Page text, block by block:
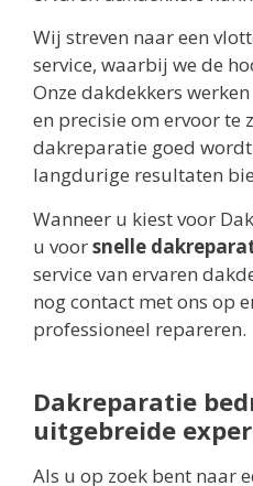
Wij streven naar een
service, waarbij we de
Onze dakdekkers
en precisie om ervoor te
dakreparatie goed
langdurige resultaten
Wanneer u kiest voor
u voorsnelle
service van ervaren
nog contact met ons op
professioneel repareren.
Dakreparatie
uitgebreide
Als u op zoek bent naar